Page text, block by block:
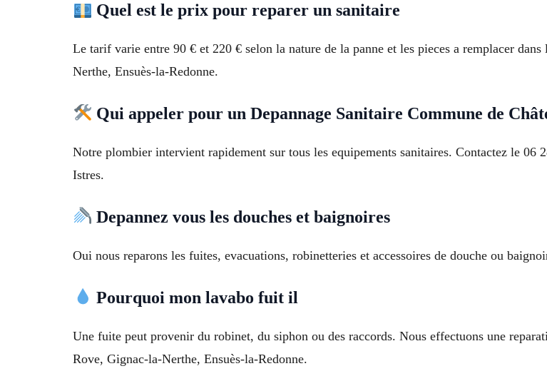
Quel est le prix pour reparer un sanitaire
Le tarif varie entre 90 € et 220 € selon la nature de la panne et les pieces a remplacer
Nerthe, Ensuès-la-Redonne.
Qui appeler pour un Depannage Sanitaire Commune de
Notre plombier intervient rapidement sur tous les equipements sanitaires. Contactez le
Istres.
Depannez vous les douches et baignoires
Oui nous reparons les fuites, evacuations, robinetteries et accessoires de douche ou
Pourquoi mon lavabo fuit il
Une fuite peut provenir du robinet, du siphon ou des raccords. Nous effectuons une
Rove, Gignac-la-Nerthe, Ensuès-la-Redonne.